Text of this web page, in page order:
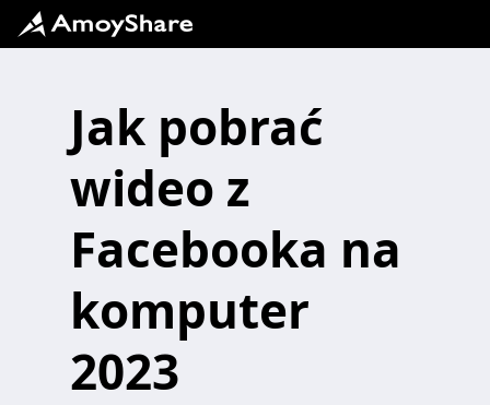
Jak pobrać
wideo z
Facebooka na
komputer
2023